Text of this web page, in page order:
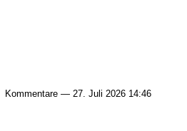
Kommentare — 27. Juli 2026 14:46